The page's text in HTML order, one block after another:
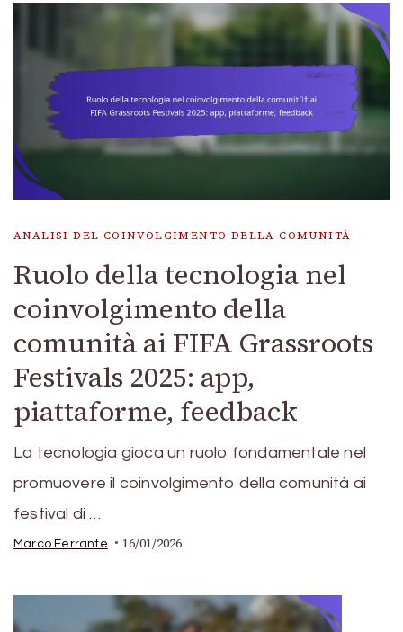
ANALISI DEL COINVOLGIMENTO DELLA COMUNITÀ
Ruolo della tecnologia nel
coinvolgimento della
comunità ai FIFA Grassroots
Festivals 2025: app,
piattaforme, feedback
La tecnologia gioca un ruolo fondamentale nel
promuovere il coinvolgimento della comunità ai
festival di …
Marco Ferrante 16/01/2026